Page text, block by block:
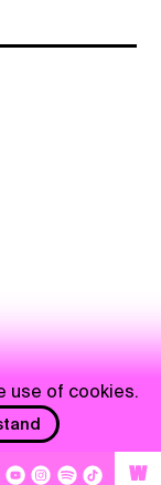
W
use of cookies.